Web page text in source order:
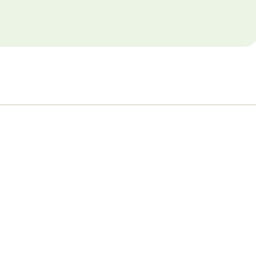
Weight Management in Soße